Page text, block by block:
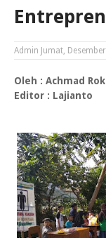
Admin Jumat,
Oleh : Achmad
Editor : Lajianto